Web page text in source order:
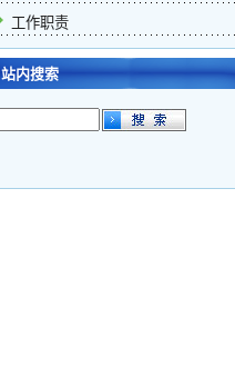
工作职责
站内搜索